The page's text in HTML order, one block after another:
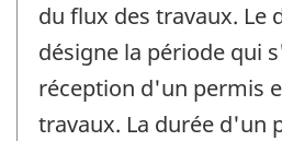
du flux des travaux. Le
désigne la période qui
réception d'un permis
travaux. La durée d'un